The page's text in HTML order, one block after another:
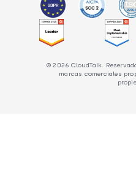
© 2026 CloudTalk.
marcas comerciales